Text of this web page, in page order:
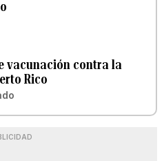
vacunación contra la
Rico